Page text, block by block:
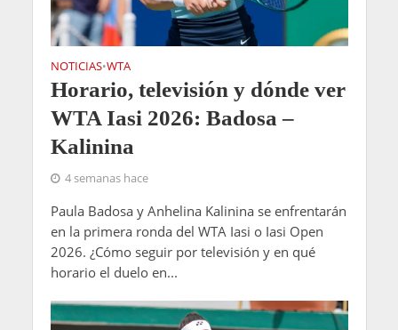
NOTICIAS•WTA
Horario, televisión y dónde ver
WTA Iasi 2026: Badosa –
Kalinina
4 semanas hace
Paula Badosa y Anhelina Kalinina se enfrentarán
en la primera ronda del WTA Iasi o Iasi Open
2026. ¿Cómo seguir por televisión y en qué
horario el duelo en...